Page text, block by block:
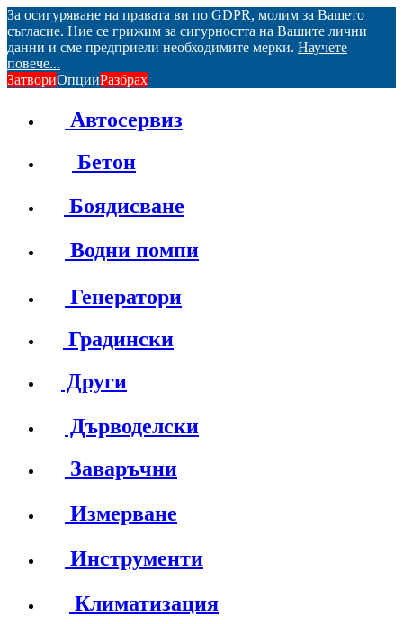
За осигуряване на правата ви по GDPR, молим за Вашето
съгласие. Ние се грижим за сигурността на Вашите лични
данни и сме предприели необходимите мерки. Научете
повече...
ЗатвориОпцииРазбрах
Автосервиз
Бетон
Боядисване
Водни помпи
Генератори
Градински
Други
Дърводелски
Заваръчни
Измерване
Инструменти
Климатизация